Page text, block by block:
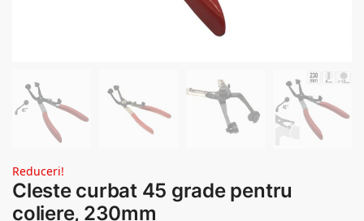
Reduceri!
Cleste curbat 45 grade pentru
coliere, 230mm